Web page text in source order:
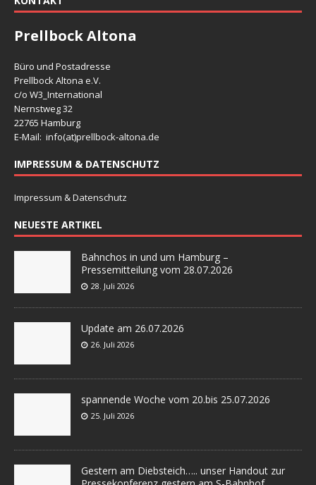
Prellbock Altona
Büro und Postadresse
Prellbock Altona e.V.
c/o W3_International
Nernstweg 32
22765 Hamburg
E-Mail: info(at)prellbock-altona.de
IMPRESSUM & DATENSCHUTZ
Impressum & Datenschutz
NEUESTE ARTIKEL
Bahnchos in und um Hamburg –
Pressemitteilung vom 28.07.2026
28. Juli 2026
Update am 26.07.2026
26. Juli 2026
spannende Woche vom 20.bis 25.07.2026
25. Juli 2026
Gestern am Diebsteich….. unser Handout zur